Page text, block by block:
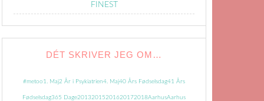
FINEST
DÉT SKRIVER JEG OM…
#metoo 1. Maj2 År i Psykiatrien4. Maj40 Års Fødselsdag41 Års
Fødselsdag365 Dage20132015201620172018AarhusAarhus